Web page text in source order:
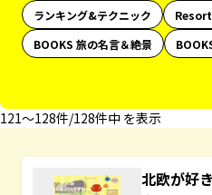
ランキング&テクニック
BOOKS 旅の名言＆絶景
121〜128件/128件中 を表示
北欧が好